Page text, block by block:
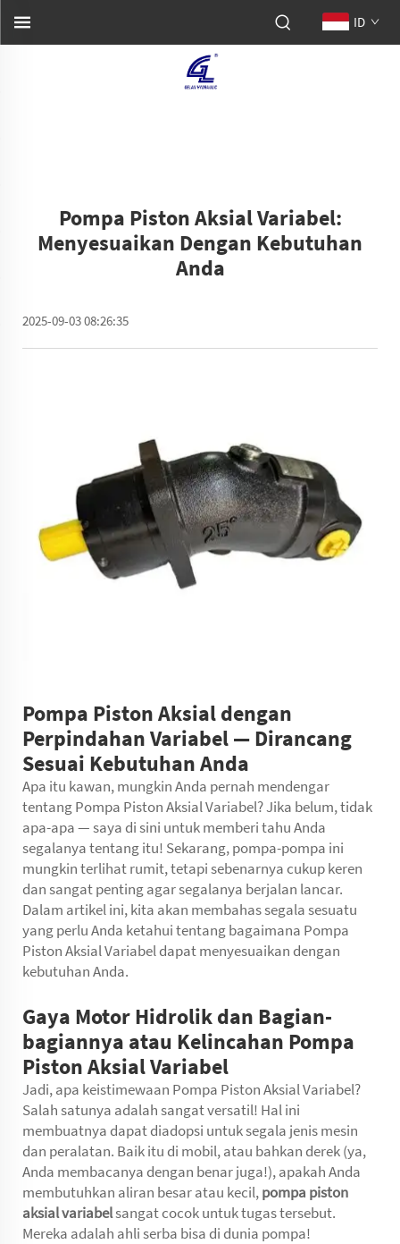
ID
Pompa Piston Aksial Variabel:
Menyesuaikan Dengan Kebutuhan
Anda
2025-09-03 08:26:35
Pompa Piston Aksial dengan
Perpindahan Variabel — Dirancang
Sesuai Kebutuhan Anda
Apa itu kawan, mungkin Anda pernah mendengar
tentang Pompa Piston Aksial Variabel? Jika belum, tidak
apa-apa — saya di sini untuk memberi tahu Anda
segalanya tentang itu! Sekarang, pompa-pompa ini
mungkin terlihat rumit, tetapi sebenarnya cukup keren
dan sangat penting agar segalanya berjalan lancar.
Dalam artikel ini, kita akan membahas segala sesuatu
yang perlu Anda ketahui tentang bagaimana Pompa
Piston Aksial Variabel dapat menyesuaikan dengan
kebutuhan Anda.
Gaya Motor Hidrolik dan Bagian-
bagiannya atau Kelincahan Pompa
Piston Aksial Variabel
Jadi, apa keistimewaan Pompa Piston Aksial Variabel?
Salah satunya adalah sangat versatil! Hal ini
membuatnya dapat diadopsi untuk segala jenis mesin
dan peralatan. Baik itu di mobil, atau bahkan derek (ya,
Anda membacanya dengan benar juga!), apakah Anda
membutuhkan aliran besar atau kecil,pompa piston
aksial variabelsangat cocok untuk tugas tersebut.
Mereka adalah ahli serba bisa di dunia pompa!